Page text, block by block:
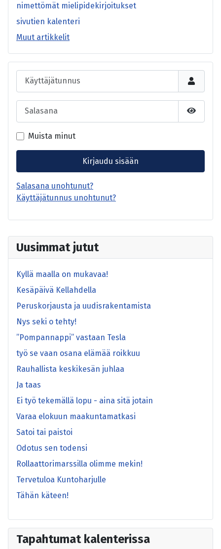
Uusimmat jutut
Kyllä maalla on mukavaa!
Kesäpäivä Kellahdella
Peruskorjausta ja uudisrakentamista
Nys seki o tehty!
”Pompannappi” vastaan Tesla
työ se vaan osana elämää roikkuu
Rauhallista keskikesän juhlaa
Ja taas
Ei työ tekemällä lopu - aina sitä jotain
Varaa elokuun maakuntamatkasi
Satoi tai paistoi
Odotus sen todensi
Rollaattorimarssilla olimme mekin!
Tervetuloa Kuntoharjulle
Tähän käteen!
Tapahtumat kalenterissa
nimettömät mielipidekirjoitukset
sivutien kalenteri
Muut artikkelit
Käyttäjätunnus
Salasana
Näytä
Muista minut
Kirjaudu sisään
Salasana unohtunut?
Käyttäjätunnus unohtunut?